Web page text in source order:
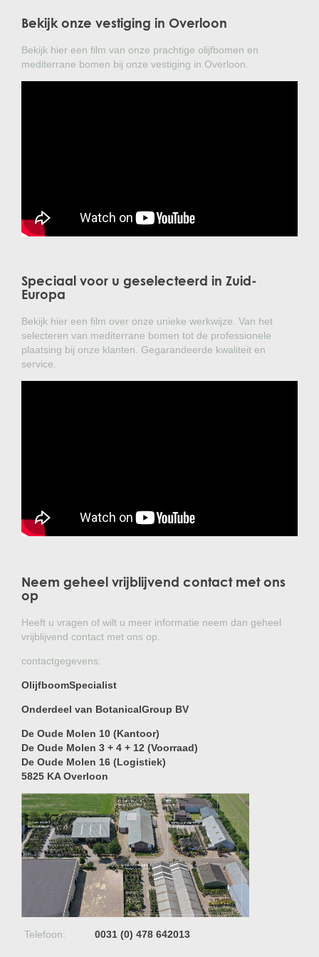
Bekijk onze vestiging in Overloon
Bekijk hier een film van onze prachtige olijfbomen en
mediterrane bomen bij onze vestiging in Overloon.
Speciaal voor u geselecteerd in Zuid-
Europa
Bekijk hier een film over onze unieke werkwijze. Van het
selecteren van mediterrane bomen tot de professionele
plaatsing bij onze klanten. Gegarandeerde kwaliteit en
service.
Neem geheel vrijblijvend contact met ons
op
Heeft u vragen of wilt u meer informatie neem dan geheel
vrijblijvend contact met ons op.
contactgegevens:
OlijfboomSpecialist
Onderdeel van BotanicalGroup BV
De Oude Molen 10 (Kantoor)
De Oude Molen 3 + 4 + 12 (Voorraad)
De Oude Molen 16 (Logistiek)
5825 KA Overloon
Telefoon: 0031 (0) 478 642013